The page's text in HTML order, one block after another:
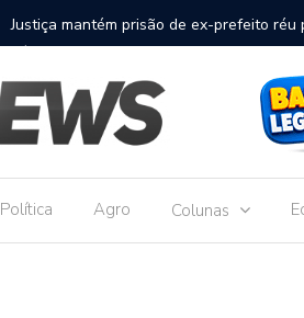
Construção do terminal de passageiros
9,8 milhões
Política Agro Colunas